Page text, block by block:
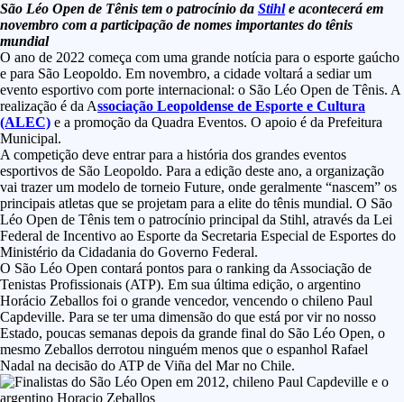
São Léo Open de Tênis tem o patrocínio da Stihle acontecerá em
novembro com a participação de nomes importantes do tênis
mundial
O ano de 2022 começa com uma grande notícia para o esporte gaúcho
e para São Leopoldo. Em novembro, a cidade voltará a sediar um
evento esportivo com porte internacional: o São Léo Open de Tênis. A
realização é da Associação Leopoldense de Esporte e Cultura
(ALEC) e a promoção da Quadra Eventos. O apoio é da Prefeitura
Municipal.
A competição deve entrar para a história dos grandes eventos
esportivos de São Leopoldo. Para a edição deste ano, a organização
vai trazer um modelo de torneio Future, onde geralmente “nascem” os
principais atletas que se projetam para a elite do tênis mundial. O São
Léo Open de Tênis tem o patrocínio principal da Stihl, através da Lei
Federal de Incentivo ao Esporte da Secretaria Especial de Esportes do
Ministério da Cidadania do Governo Federal.
O São Léo Open contará pontos para o ranking da Associação de
Tenistas Profissionais (ATP). Em sua última edição, o argentino
Horácio Zeballos foi o grande vencedor, vencendo o chileno Paul
Capdeville. Para se ter uma dimensão do que está por vir no nosso
Estado, poucas semanas depois da grande final do São Léo Open, o
mesmo Zeballos derrotou ninguém menos que o espanhol Rafael
Nadal na decisão do ATP de Viña del Mar no Chile.